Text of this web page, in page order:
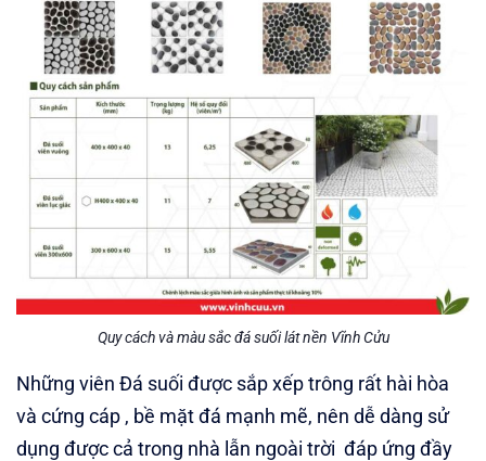
Quy cách và màu sắc đá suối lát nền Vĩnh Cửu
Những viên Đá suối được sắp xếp trông rất hài hòa
và cứng cáp , bề mặt đá mạnh mẽ, nên dễ dàng sử
dụng được cả trong nhà lẫn ngoài trời đáp ứng đầy